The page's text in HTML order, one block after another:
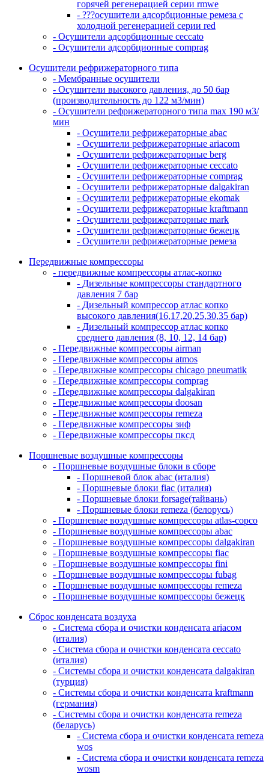
горячей регенерацией серии rmwe
- ???осушители адсорбционные ремеза с
холодной регенерацией серии red
- Осушители адсорбционные ceccato
- Осушители адсорбционные comprag
Осушители рефрижераторного типа
- Мембранные осушители
- Осушители высокого давления, до 50 бар
(производительность до 122 м3/мин)
- Осушители рефрижераторного типа max 190 м3/
мин
- Осушители рефрижераторные abac
- Осушители рефрижераторные ariacom
- Осушители рефрижераторные berg
- Осушители рефрижераторные ceccato
- Осушители рефрижераторные comprag
- Осушители рефрижераторные dalgakiran
- Осушители рефрижераторные ekomak
- Осушители рефрижераторные kraftmann
- Осушители рефрижераторные mark
- Осушители рефрижераторные бежецк
- Осушители рефрижераторные ремеза
Передвижные компрессоры
- передвижные компрессоры атлас-копко
- Дизельные компрессоры стандартного
давления 7 бар
- Дизельный компрессор атлас копко
высокого давления(16,17,20,25,30,35 бар)
- Дизельный компрессор атлас копко
среднего давления (8, 10, 12, 14 бар)
- Передвижные компрессоры airman
- Передвижные компрессоры atmos
- Передвижные компрессоры chicago pneumatik
- Передвижные компрессоры comprag
- Передвижные компрессоры dalgakiran
- Передвижные компрессоры doosan
- Передвижные компрессоры remeza
- Передвижные компрессоры зиф
- Передвижные компрессоры пксд
Поршневые воздушные компрессоры
- Поршневые воздушные блоки в сборе
- Поршневой блок abac (италия)
- Поршневые блоки fiac (италия)
- Поршневые блоки forsage(тайвань)
- Поршневые блоки remeza (белорусь)
- Поршневые воздушные компрессоры atlas-copco
- Поршневые воздушные компрессоры abac
- Поршневые воздушные компрессоры dalgakiran
- Поршневые воздушные компрессоры fiac
- Поршневые воздушные компрессоры fini
- Поршневые воздушные компрессоры fubag
- Поршневые воздушные компрессоры remeza
- Поршневые воздушные компрессоры бежецк
Сброс конденсата воздуха
- Система сбора и очистки конденсата ariacом
(италия)
- Система сбора и очистки конденсата ceccato
(италия)
- Системы сбора и очистки конденсата dalgakiran
(турция)
- Системы сбора и очистки конденсата kraftmann
(германия)
- Системы сбора и очистки конденсата remeza
(беларусь)
- Система сбора и очистки конденсата remeza
wos
- Система сбора и очистки конденсата remeza
wosm